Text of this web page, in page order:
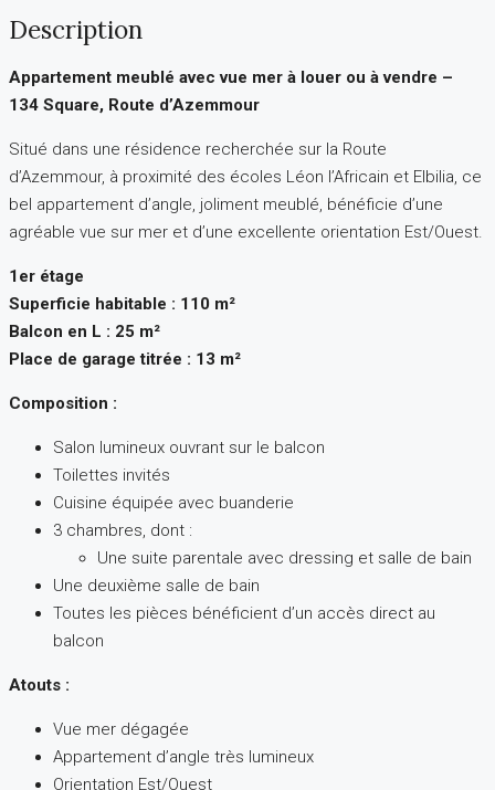
Description
Appartement meublé avec vue mer à louer ou à vendre –
134 Square, Route d’Azemmour
Situé dans une résidence recherchée sur la Route
d’Azemmour, à proximité des écoles Léon l’Africain et Elbilia, ce
bel appartement d’angle, joliment meublé, bénéficie d’une
agréable vue sur mer et d’une excellente orientation Est/Ouest.
1er étage
Superficie habitable : 110 m²
Balcon en L : 25 m²
Place de garage titrée : 13 m²
Composition :
Salon lumineux ouvrant sur le balcon
Toilettes invités
Cuisine équipée avec buanderie
3 chambres, dont :
Une suite parentale avec dressing et salle de bain
Une deuxième salle de bain
Toutes les pièces bénéficient d’un accès direct au
balcon
Atouts :
Vue mer dégagée
Appartement d’angle très lumineux
Orientation Est/Ouest